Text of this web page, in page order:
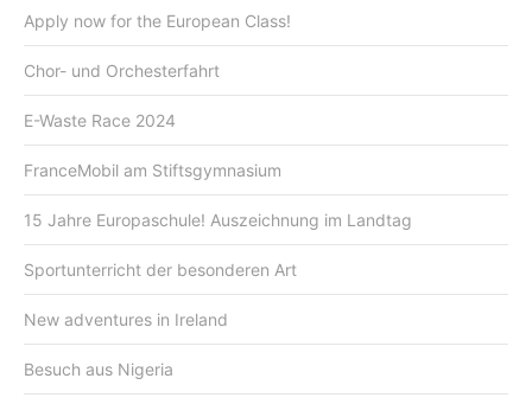
Apply now for the European Class!
Chor- und Orchesterfahrt
E-Waste Race 2024
FranceMobil am Stiftsgymnasium
15 Jahre Europaschule! Auszeichnung im Landtag
Sportunterricht der besonderen Art
New adventures in Ireland
Besuch aus Nigeria